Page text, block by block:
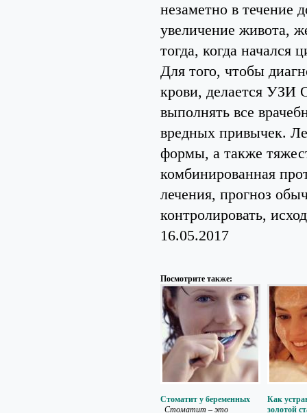
незаметно в течение
увеличение живота,
тогда, когда начался
Для того, чтобы
крови, делается УЗИ
выполнять все
вредных привычек.
формы, а также
комбинированная
лечения, прогноз
контролировать,
16.05.2017
Посмотрите также:
Стоматит у беременных
Стоматит – это
Как
золотой